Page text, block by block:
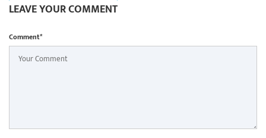
LEAVE YOUR COMMENT
Comment*